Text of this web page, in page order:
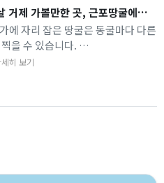
비 내린 다음 날 거제 가볼만한 곳, 근포땅굴에서 찰칵!
에 자리 잡은 땅굴은 동굴마다 다른
을 수 있습니다.
이 많으니 여유를 두고 가세요.
히 보기